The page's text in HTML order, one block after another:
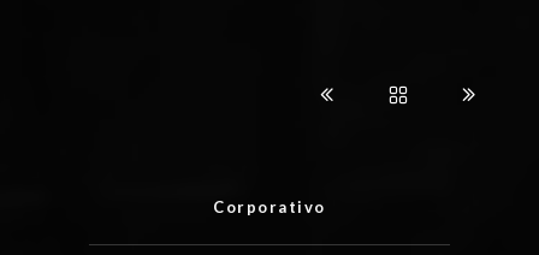
Corporativo